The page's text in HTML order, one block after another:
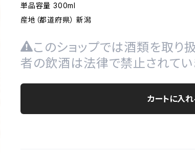
単品容量 300ml
産地（都道府県） 新潟
このショップでは酒類を取り
者の飲酒は法律で禁止されてい
カートに入れ